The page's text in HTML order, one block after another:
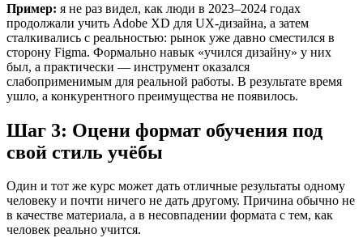
Пример: я не раз видел, как люди в 2023–2024 годах
продолжали учить Adobe XD для UX-дизайна, а затем
сталкивались с реальностью: рынок уже давно сместился в
сторону Figma. Формально навык «учился дизайну» у них
был, а практически — инструмент оказался
слабоприменимым для реальной работы. В результате время
ушло, а конкурентного преимущества не появилось.
Шаг 3: Оцени формат обучения под
свой стиль учёбы
Один и тот же курс может дать отличные результаты одному
человеку и почти ничего не дать другому. Причина обычно не
в качестве материала, а в несовпадении формата с тем, как
человек реально учится.